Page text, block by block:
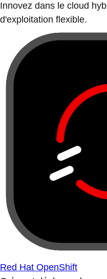
Innovez dans le cloud
d'exploitation flexible.
Red Hat OpenShift